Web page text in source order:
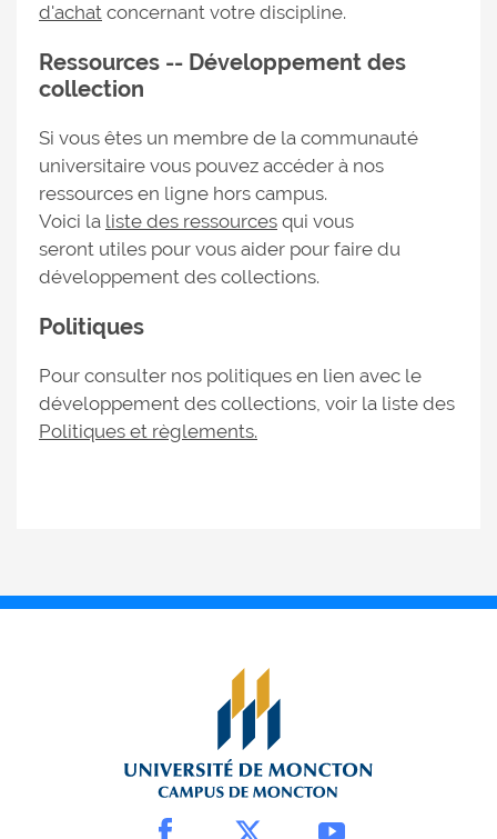
d'achat concernant votre discipline.
Ressources -- Développement des
collection
Si vous êtes un membre de la communauté
universitaire vous pouvez accéder à nos
ressources en ligne hors campus.
Voici la liste des ressources qui vous
seront utiles pour vous aider pour faire du
développement des collections.
Politiques
Pour consulter nos politiques en lien avec le
développement des collections, voir la liste des
Politiques et règlements.